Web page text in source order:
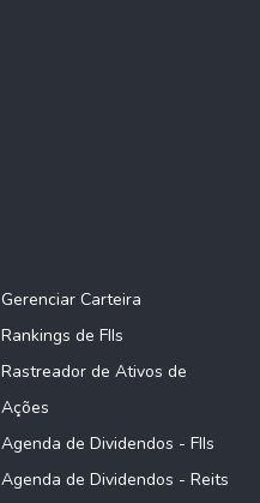
Gerenciar Carteira
Rankings de FIIs
Rastreador de Ativos de
Ações
Agenda de Dividendos - FIIs
Agenda de Dividendos - Reits